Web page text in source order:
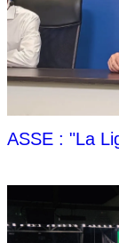
ASSE : "La